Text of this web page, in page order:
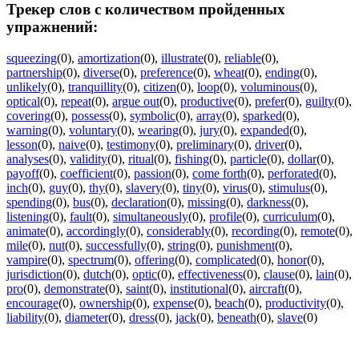
Трекер слов с количеством пройденных
упражнений:
squeezing(0), amortization(0), illustrate(0), reliable(0),
partnership(0), diverse(0), preference(0), wheat(0), ending(0),
unlikely(0), tranquillity(0), citizen(0), loop(0), voluminous(0),
optical(0), repeat(0), argue out(0), productive(0), prefer(0), guilty(0),
covering(0), possess(0), symbolic(0), array(0), sparked(0),
warning(0), voluntary(0), wearing(0), jury(0), expanded(0),
lesson(0), naive(0), testimony(0), preliminary(0), driver(0),
analyses(0), validity(0), ritual(0), fishing(0), particle(0), dollar(0),
payoff(0), coefficient(0), passion(0), come forth(0), perforated(0),
inch(0), guy(0), thy(0), slavery(0), tiny(0), virus(0), stimulus(0),
spending(0), bus(0), declaration(0), missing(0), darkness(0),
listening(0), fault(0), simultaneously(0), profile(0), curriculum(0),
animate(0), accordingly(0), considerably(0), recording(0), remote(0),
mile(0), nut(0), successfully(0), string(0), punishment(0),
vampire(0), spectrum(0), offering(0), complicated(0), honor(0),
jurisdiction(0), dutch(0), optic(0), effectiveness(0), clause(0), lain(0),
pro(0), demonstrate(0), saint(0), institutional(0), aircraft(0),
encourage(0), ownership(0), expense(0), beach(0), productivity(0),
liability(0), diameter(0), dress(0), jack(0), beneath(0), slave(0)